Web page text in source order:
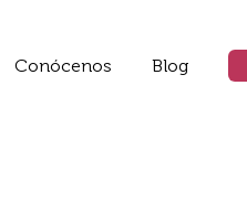
Conócenos Blog